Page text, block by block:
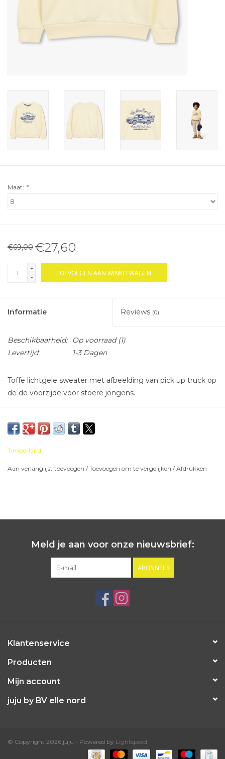
Maat: *
€69,00 €27,60
+
-
TOEVOEGEN AAN WINKELWAGEN
Informatie Reviews (0)
Beschikbaarheid: Op voorraad(1)
Levertijd:
1-3 Dagen
Toffe lichtgele sweater met afbeelding van pick up truck op
de de voorzijde voor stoere jongens.
Timberland
Aan verlanglijst toevoegen /Toevoegen om te vergelijken /Afdrukken
Meld je aan voor onze nieuwsbrief:
ABONNEER
Klantenservice
Producten
Mijn account
juju by BV elle nord
© Copyright 2026 juju - Powered by Lightspeed